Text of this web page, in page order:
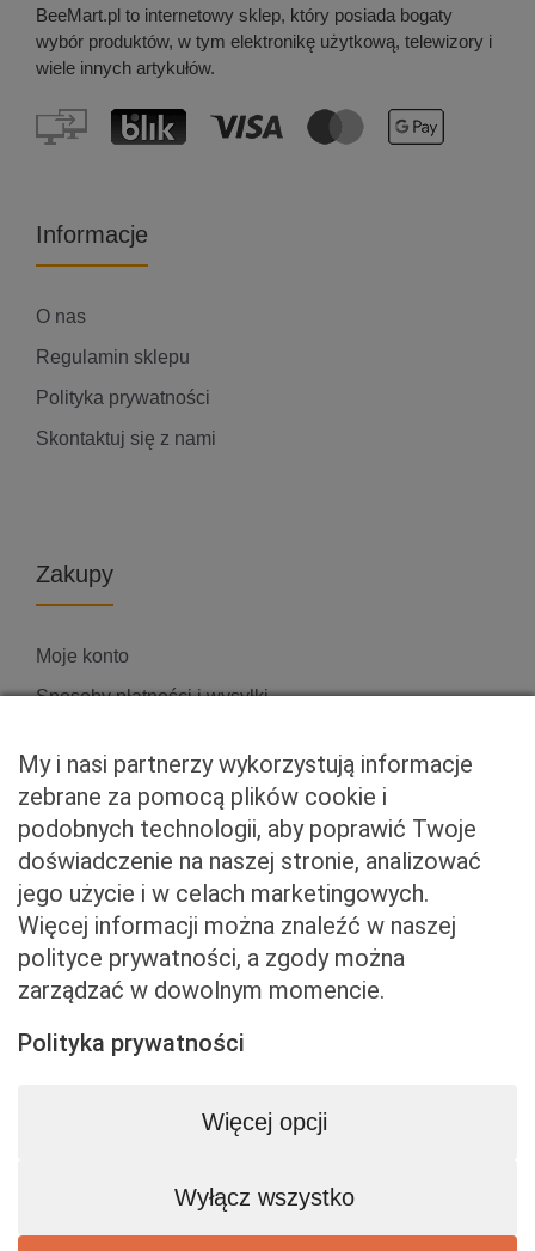
BeeMart.pl to internetowy sklep, który posiada bogaty
wybór produktów, w tym elektronikę użytkową, telewizory i
wiele innych artykułów.
Informacje
O nas
Regulamin sklepu
Polityka prywatności
Skontaktuj się z nami
Zakupy
Moje konto
Sposoby płatności i wysyłki
Właściciel serwisu
Baveno Sp. z o. o.
Czerniakowska 71/408a
00-715 Warszawa
NIP: 5273093569
KRS: 0001081683
+48 692 642 814
Biuro obsługi klienta
My i nasi partnerzy wykorzystują informacje
zebrane za pomocą plików cookie i
podobnych technologii, aby poprawić Twoje
doświadczenie na naszej stronie, analizować
jego użycie i w celach marketingowych.
Więcej informacji można znaleźć w naszej
polityce prywatności, a zgody można
zarządzać w dowolnym momencie.
Polityka prywatności
Więcej opcji
Wyłącz wszystko